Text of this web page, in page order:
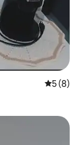
5 av 5 i
5 (8)